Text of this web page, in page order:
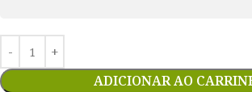
ADICIONAR AO